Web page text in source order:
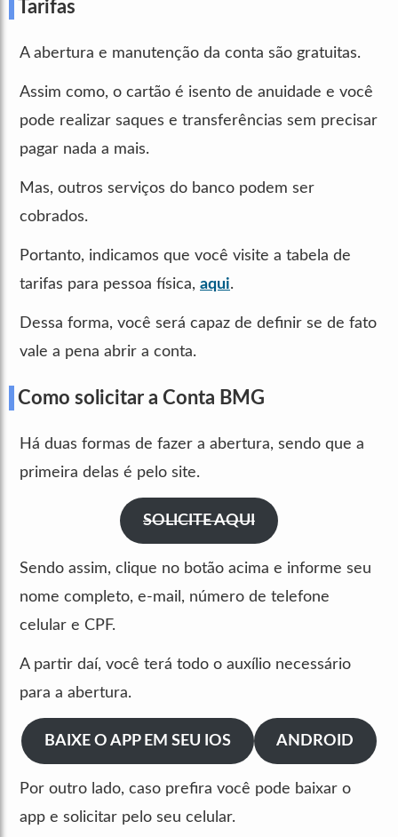
Tarifas
A abertura e manutenção da conta são gratuitas.
Assim como, o cartão é isento de anuidade e você
pode realizar saques e transferências sem precisar
pagar nada a mais.
Mas, outros serviços do banco podem ser
cobrados.
Portanto, indicamos que você visite a tabela de
tarifas para pessoa física, aqui.
Dessa forma, você será capaz de definir se de fato
vale a pena abrir a conta.
Como solicitar a Conta BMG
Há duas formas de fazer a abertura, sendo que a
primeira delas é pelo site.
SOLICITE AQUI
Sendo assim, clique no botão acima e informe seu
nome completo, e-mail, número de telefone
celular e CPF.
A partir daí, você terá todo o auxílio necessário
para a abertura.
BAIXE O APP EM SEU IOS ANDROID
Por outro lado, caso prefira você pode baixar o
app e solicitar pelo seu celular.